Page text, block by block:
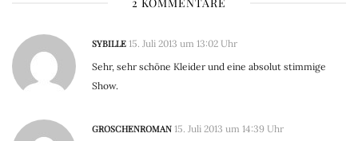
2 KOMMENTARE
SYBILLE 15. Juli 2013 um 13:02 Uhr
Sehr, sehr schöne Kleider und eine absolut stimmige
Show.
GROSCHENROMAN 15. Juli 2013 um 14:39 Uhr